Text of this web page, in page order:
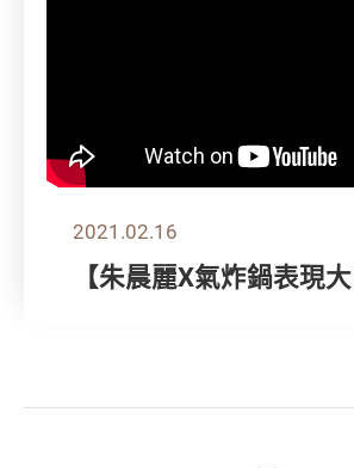
2021.02.16
【朱晨麗X氣炸鍋表現大